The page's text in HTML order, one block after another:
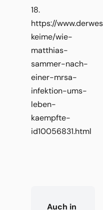
18.
https://
keime/wie-
matthias-
sammer-nach-
einer-mrsa-
infektion-ums-
leben-
kaempfte-
id10056831.html
Auch in